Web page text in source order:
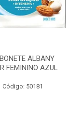
ALBANY
FEMININO AZUL
Código: 50181